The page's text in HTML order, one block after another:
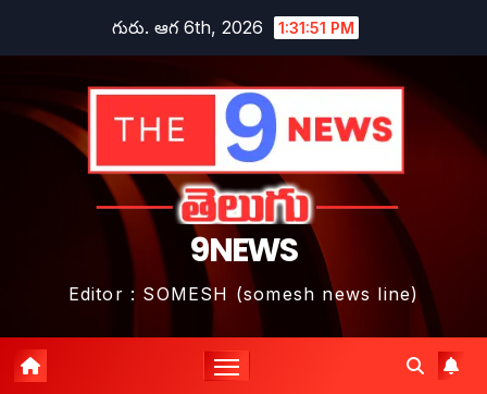
గురు. ఆగ 6th, 2026 1:31:52 PM
9NEWS
Editor : SOMESH (somesh news line)